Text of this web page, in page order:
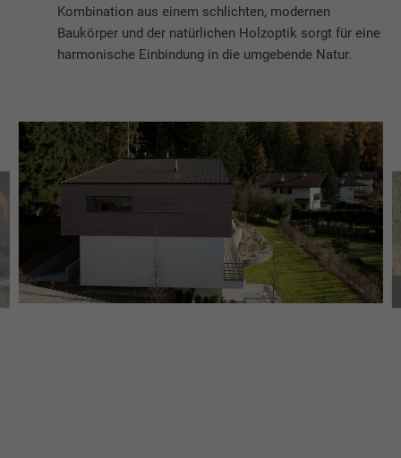
Kombination aus einem schlichten, modernen
Baukörper und der natürlichen Holzoptik sorgt für eine
harmonische Einbindung in die umgebende Natur.